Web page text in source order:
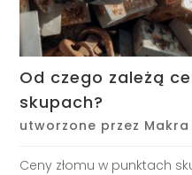
Od czego zależą
skupach?
utworzone przez Makra
Ceny złomu w punktach